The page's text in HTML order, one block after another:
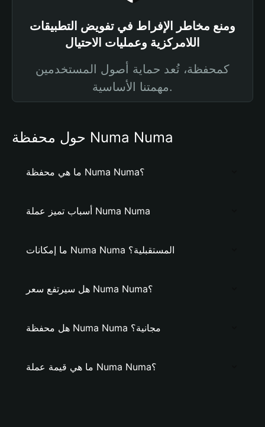
ومنع مخاطر الإفراط في تفويض التطبيقات
اللامركزية وعمليات الاحتيال
كمحفظة، تُعد حماية أصول المستخدمين
مهمتنا الأساسية.
حول محفظة Numa Numa
ما هي محفظة Numa Numa؟
أسباب تميز عملة Numa Numa
ما إمكانات Numa Numa المستقبلية؟
هل سيرتفع سعر Numa Numa؟
هل محفظة Numa Numa مجانية؟
ما هي قيمة عملة Numa Numa؟